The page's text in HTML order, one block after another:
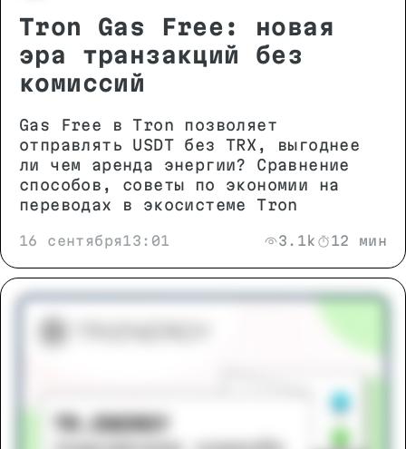
Tron Gas Free: новая
эра транзакций без
комиссий
Gas Free в Tron позволяет
отправлять USDT без TRX, выгоднее
ли чем аренда энергии? Сравнение
способов, советы по экономии на
переводах в экосистеме Tron
16 сентября13:01 3.1k 12 мин